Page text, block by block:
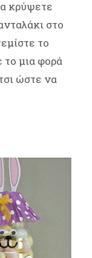
κρύψετε
στο
το
το μια φορά
ώστε να